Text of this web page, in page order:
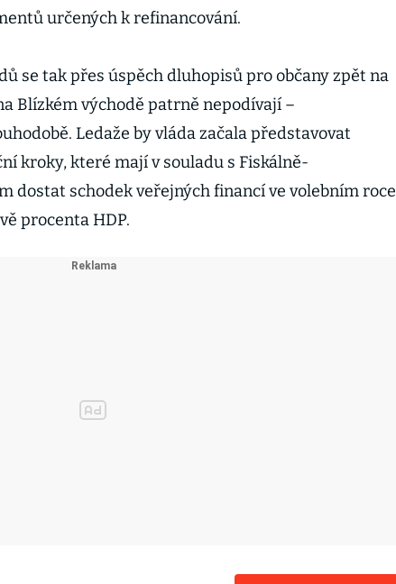
určených k refinancování.
se tak přes úspěch dluhopisů pro občany zpět na
Blízkém východě patrně nepodívají –
Ledaže by vláda začala představovat
kroky, které mají v souladu s Fiskálně-
dostat schodek veřejných financí ve volebním roce
procenta HDP.